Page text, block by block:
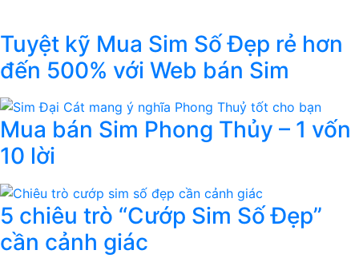
Tuyệt kỹ Mua Sim Số Đẹp rẻ hơn
đến 500% với Web bán Sim
Mua bán Sim Phong Thủy – 1 vốn
10 lời
5 chiêu trò “Cướp Sim Số Đẹp”
cần cảnh giác